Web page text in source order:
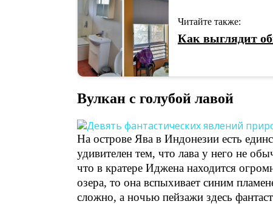
Читайте также:
Как выглядит
Вулкан с голубой лавой
На острове Ява в Индонезии есть
удивителен тем, что лава у него не
что в кратере Иджена находится
озера, то она вспыхивает синим
сложно, а ночью пейзажи здесь